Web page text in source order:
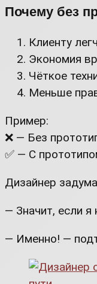
Почему без
Клиенту
Экономия
Чёткое
Меньше
Пример:
❌ — Без
✅ — С
Дизайнер
— Значит, если я
— Именно! —